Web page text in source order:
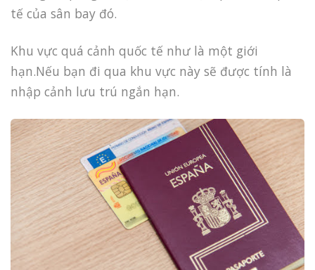
tế của sân bay đó.
Khu vực quá cảnh quốc tế như là một giới
hạn.Nếu bạn đi qua khu vực này sẽ được tính là
nhập cảnh lưu trú ngắn hạn.